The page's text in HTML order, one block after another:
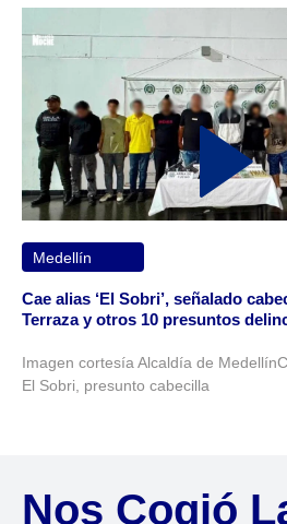
Medellín
Cae alias ‘El Sobri’, señalado
Terraza y otros 10 presuntos
Imagen cortesía Alcaldía de
El Sobri, presunto cabecilla
Nos Cogió